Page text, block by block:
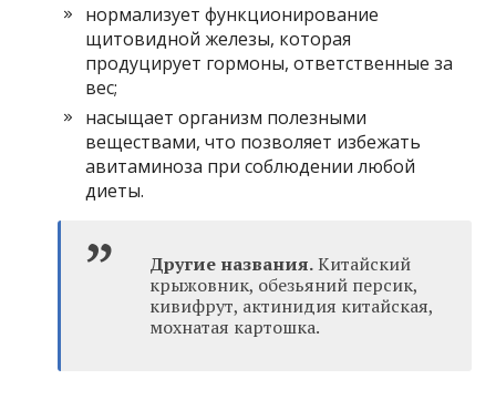
нормализует функционирование
щитовидной железы, которая
продуцирует гормоны, ответственные за
вес;
насыщает организм полезными
веществами, что позволяет избежать
авитаминоза при соблюдении любой
диеты.
Другие названия.Китайский
крыжовник, обезьяний персик,
кивифрут, актинидия китайская,
мохнатая картошка.